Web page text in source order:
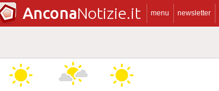
AnconaNotizie.it menu newsletter